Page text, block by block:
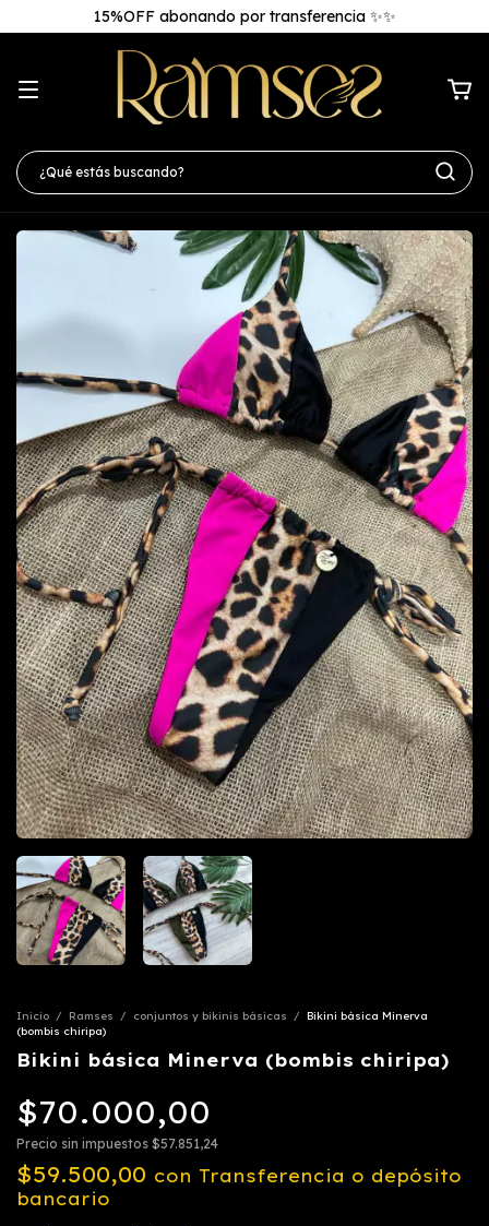
15%OFF abonando por transferencia ✨✨
Inicio / Ramses / conjuntos y bikinis básicas / Bikini básica Minerva
(bombis chiripa)
Bikini básica Minerva (bombis chiripa)
$70.000,00
Precio sin impuestos $57.851,24
$59.500,00 con Transferencia o depósito
bancario